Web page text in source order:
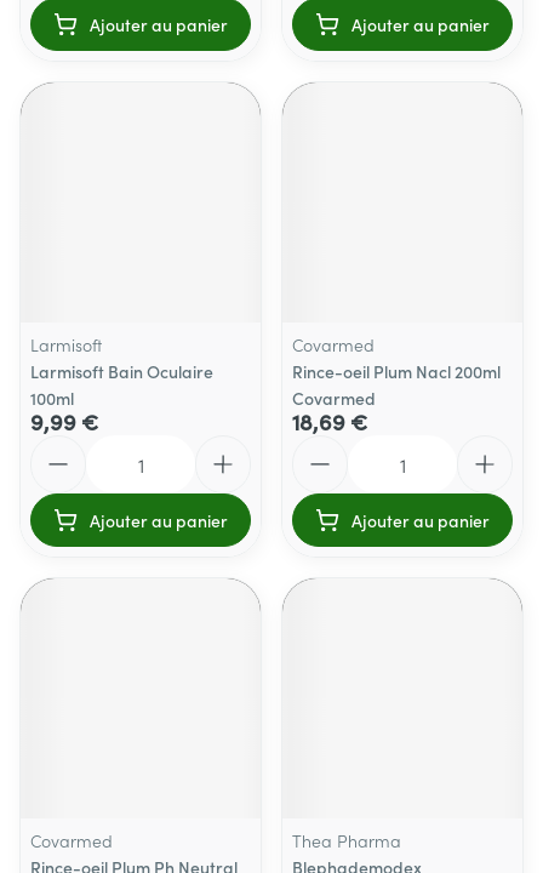
Ajouter au panier Ajouter au panier
Larmisoft
Larmisoft Bain Oculaire
100ml
9,99 €
Ajouter au panier
Covarmed
Rince-oeil Plum Nacl 200ml
Covarmed
18,69 €
Ajouter au panier
Covarmed
Rince-oeil Plum Ph Neutral
Thea Pharma
Blephademodex